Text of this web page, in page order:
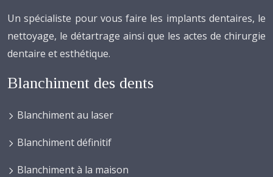
Un spécialiste pour vous faire les implants dentaires, le
nettoyage, le détartrage ainsi que les actes de chirurgie
dentaire et esthétique.
Blanchiment des dents
Blanchiment au laser
Blanchiment définitif
Blanchiment à la maison